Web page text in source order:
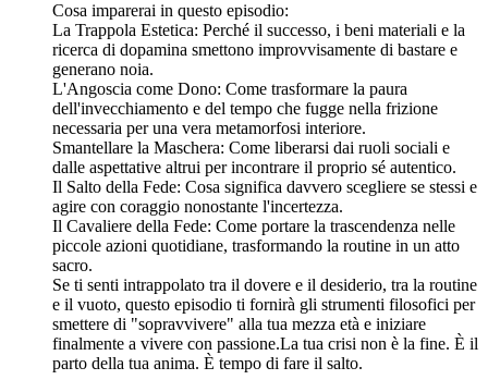
Cosa imparerai in questo episodio:
La Trappola Estetica: Perché il successo, i beni materiali e la
ricerca di dopamina smettono improvvisamente di bastare e
generano noia.
L'Angoscia come Dono: Come trasformare la paura
dell'invecchiamento e del tempo che fugge nella frizione
necessaria per una vera metamorfosi interiore.
Smantellare la Maschera: Come liberarsi dai ruoli sociali e
dalle aspettative altrui per incontrare il proprio sé autentico.
Il Salto della Fede: Cosa significa davvero scegliere se stessi e
agire con coraggio nonostante l'incertezza.
Il Cavaliere della Fede: Come portare la trascendenza nelle
piccole azioni quotidiane, trasformando la routine in un atto
sacro.
Se ti senti intrappolato tra il dovere e il desiderio, tra la routine
e il vuoto, questo episodio ti fornirà gli strumenti filosofici per
smettere di "sopravvivere" alla tua mezza età e iniziare
finalmente a vivere con passione.La tua crisi non è la fine. È il
parto della tua anima. È tempo di fare il salto.